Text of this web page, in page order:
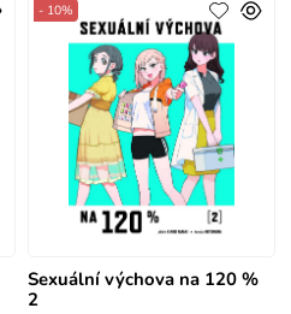
Sexuální výchova na 120 %
2
- 10%